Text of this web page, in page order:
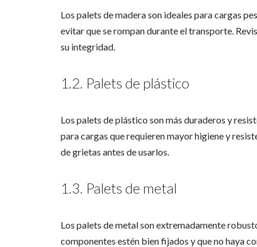
Los palets de madera son ideales para cargas
evitar que se rompan durante el transporte.
su integridad.
1.2. Palets de plástico
Los palets de plástico son más duraderos y
para cargas que requieren mayor higiene y
de grietas antes de usarlos.
1.3. Palets de metal
Los palets de metal son extremadamente
componentes estén bien fijados y que no haya